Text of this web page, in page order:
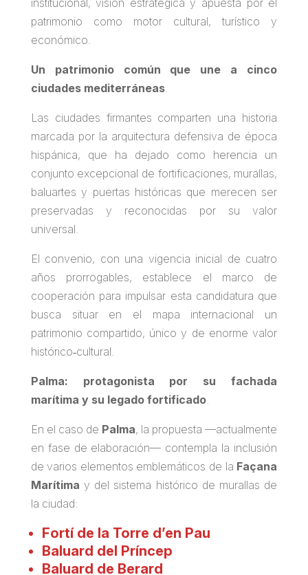
institucional, visión estratégica y apuesta por el
patrimonio como motor cultural, turístico y
económico.
Un patrimonio común que une a cinco
ciudades mediterráneas.
Las ciudades firmantes comparten una historia
marcada por la arquitectura defensiva de época
hispánica, que ha dejado como herencia un
conjunto excepcional de fortificaciones, murallas,
baluartes y puertas históricas que merecen ser
preservadas y reconocidas por su valor
universal.
El convenio, con una vigencia inicial de cuatro
años prorrogables, establece el marco de
cooperación para impulsar esta candidatura que
busca situar en el mapa internacional un
patrimonio compartido, único y de enorme valor
histórico‑cultural.
Palma: protagonista por su fachada
marítima y su legado fortificado.
En el caso de Palma, la propuesta —actualmente
en fase de elaboración— contempla la inclusión
de varios elementos emblemáticos de la Façana
Marítima y del sistema histórico de murallas de
la ciudad:
Fortí de la Torre d’en Pau
Baluard del Príncep
Baluard de Berard